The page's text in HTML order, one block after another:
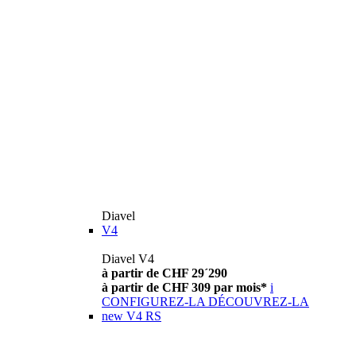
Diavel
V4
Diavel V4
à partir de CHF 29´290
à partir de CHF 309 par mois* i
CONFIGUREZ-LA DÉCOUVREZ-LA
new V4 RS